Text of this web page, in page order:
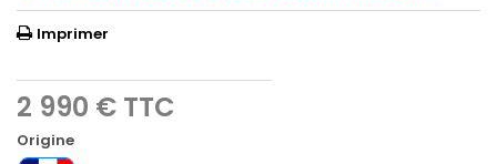
Imprimer
2 990 € TTC
Origine